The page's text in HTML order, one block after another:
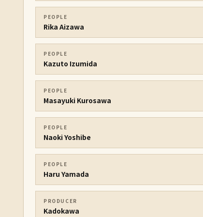
PEOPLE
Rika Aizawa
PEOPLE
Kazuto Izumida
PEOPLE
Masayuki Kurosawa
PEOPLE
Naoki Yoshibe
PEOPLE
Haru Yamada
PRODUCER
Kadokawa